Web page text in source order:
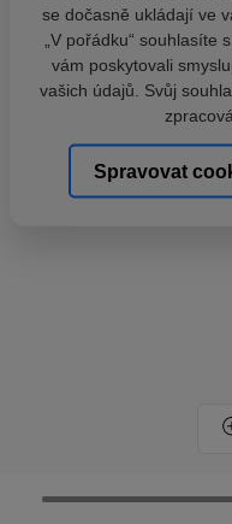
se dočasně ukládají ve
„V pořádku“ souhlasíte
vám poskytovali
vašich údajů. Svůj
Spravovat